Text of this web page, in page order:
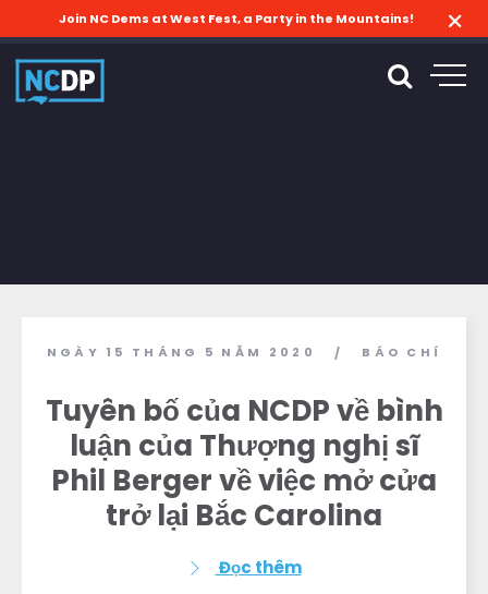
Join NC Dems at West Fest, a Party in the Mountains!
NGÀY 15 THÁNG 5 NĂM 2020 / BÁO CHÍ
Tuyên bố của NCDP về bình
luận của Thượng nghị sĩ
Phil Berger về việc mở cửa
trở lại Bắc Carolina
Đọc thêm